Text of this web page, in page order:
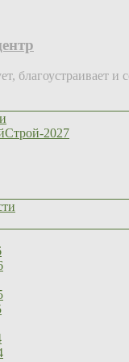
благоустраивает и
2027